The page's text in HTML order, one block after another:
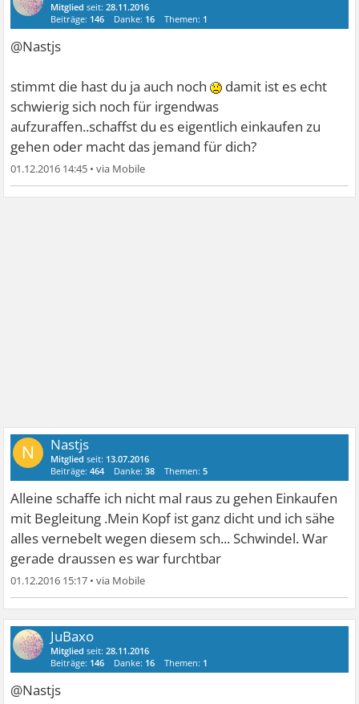
Mitglied seit:28.11.2016
Beiträge: 146 Danke: 16 Themen: 1
@Nastjs
stimmt die hast du ja auch noch
damit ist es echt
schwierig sich noch für irgendwas
aufzuraffen..schaffst du es eigentlich einkaufen zu
gehen oder macht das jemand für dich?
01.12.2016 14:45 •
N Nastjs
Mitglied seit: 13.07.2016
Beiträge:464 Danke:38 Themen:5
Alleine schaffe ich nicht mal raus zu gehen Einkaufen
mit Begleitung .Mein Kopf ist ganz dicht und ich sähe
alles vernebelt wegen diesem sch... Schwindel. War
gerade draussen es war furchtbar
01.12.2016 15:17 •
JuBaxo
Mitglied seit:28.11.2016
Beiträge: 146 Danke: 16 Themen: 1
@Nastjs